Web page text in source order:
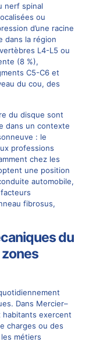
nerf spinal
ou
d’une racine
dans la région
L4-L5 ou
(8 %),
C5-C6 et
du cou, des
du disque sont
dans un contexte
: le
professions
chez les
une position
automobile,
fibrosus,
du
Dans Mercier–
habitants exercent
charges ou des
métiers